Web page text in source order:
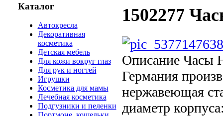
Каталог
Автокресла
Декоративная
косметика
Детская мебель
Для кожи вокруг глаз
Для рук и ногтей
Игрушки
Косметика для мамы
Лечебная косметика
Подгузники и пеленки
1502277
ОписаниеЧасы
Германия
нержавеющая
диаметр